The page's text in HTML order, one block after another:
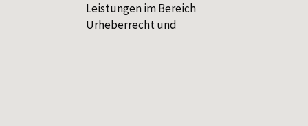
Leistungen im Bereich
Urheberrecht und